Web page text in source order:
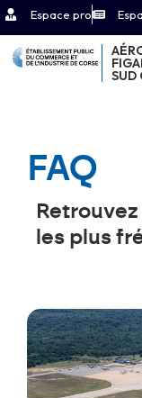
Espace pro
SUD
FAQ
les plus